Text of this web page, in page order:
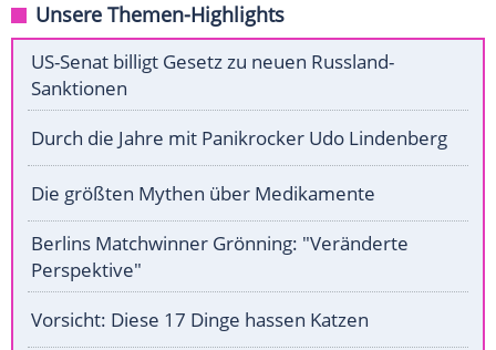
Unsere Themen-Highlights
US-Senat billigt Gesetz zu neuen Russland-
Sanktionen
Durch die Jahre mit Panikrocker Udo Lindenberg
Die größten Mythen über Medikamente
Berlins Matchwinner Grönning: "Veränderte
Perspektive"
Vorsicht: Diese 17 Dinge hassen Katzen